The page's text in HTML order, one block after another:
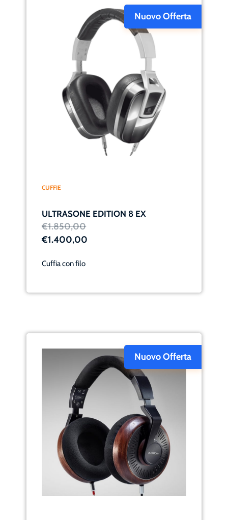
Nuovo Offerta
CUFFIE
ULTRASONE EDITION 8 EX
€1.850,00
€1.400,00
Cuffia con filo
Nuovo Offerta